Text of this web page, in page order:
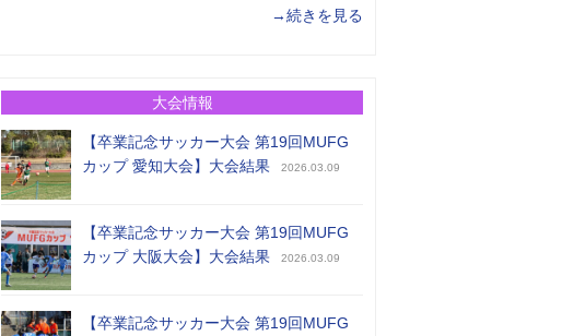
→続きを見る
大会情報
【卒業記念サッカー大会 第19回MUFG
カップ 愛知大会】大会結果
2026.03.09
【卒業記念サッカー大会 第19回MUFG
カップ 大阪大会】大会結果
2026.03.09
【卒業記念サッカー大会 第19回MUFG